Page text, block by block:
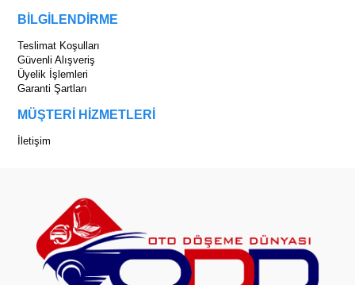
BİLGİLENDİRME
Teslimat Koşulları
Güvenli Alışveriş
Üyelik İşlemleri
Garanti Şartları
MÜŞTERİ HİZMETLERİ
İletişim